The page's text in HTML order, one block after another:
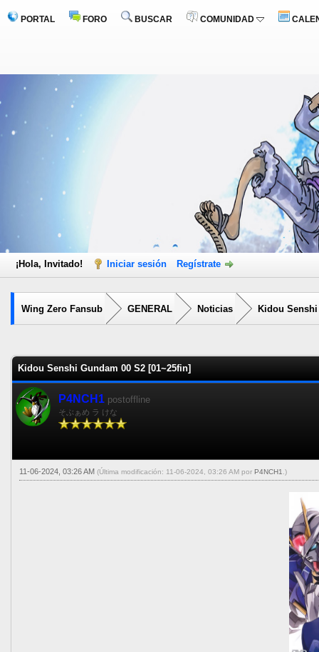
PORTAL FORO BUSCAR COMUNIDAD
¡Hola, Invitado! Iniciar sesión Regístrate
Wing Zero Fansub GENERAL Noticias Kidou
Kidou Senshi Gundam 00 S2 [01~25fin]
P4NCH1 postoffline
そぶぁめ ラ けな
11-06-2024, 03:26 AM (Última modificación: 11-06-2024, 03:26 AM por P4NCH1 .)